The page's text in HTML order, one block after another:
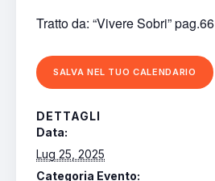
Tratto da: “Vivere Sobri” pag.66
SALVA NEL TUO CALENDARIO
DETTAGLI
Data:
Lug 25, 2025
Categoria Evento: